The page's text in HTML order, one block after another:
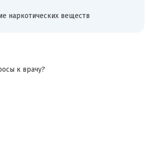
наркотических веществ
к врачу?